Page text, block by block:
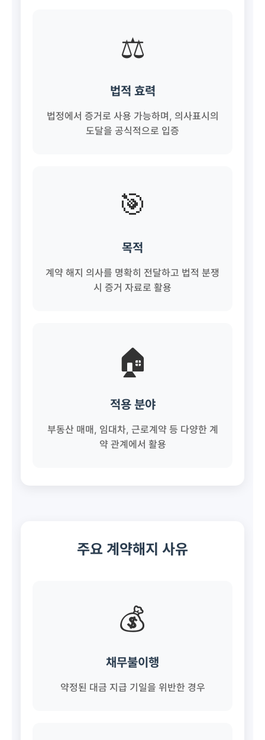
⚖️
법적 효력
법정에서 증거로 사용 가능하며, 의사표시의
도달을 공식적으로 입증
🎯
목적
계약 해지 의사를 명확히 전달하고 법적 분쟁
시 증거 자료로 활용
🏠
적용 분야
부동산 매매, 임대차, 근로계약 등 다양한 계
약 관계에서 활용
주요 계약해지 사유
💰
채무불이행
약정된 대금 지급 기일을 위반한 경우